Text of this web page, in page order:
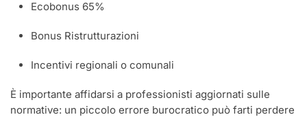
Ecobonus 65%
Bonus Ristrutturazioni
Incentivi regionali o comunali
È importante affidarsi a professionisti aggiornati sulle
normative: un piccolo errore burocratico può farti perdere